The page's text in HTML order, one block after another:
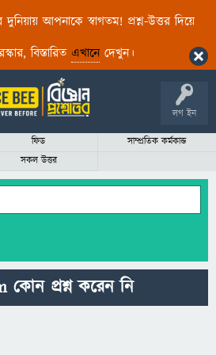
দুনিয়ায় আপনাকে স্বাগতম! প্রশ্ন-উত্তর দিয়ে
বিস্তারিত এখানেদেখুন।
লগ ইন
ফিড
সাম্প্রতিক কর্মকান্ড
সকল উত্তর
প্রশ্ন করেন নি